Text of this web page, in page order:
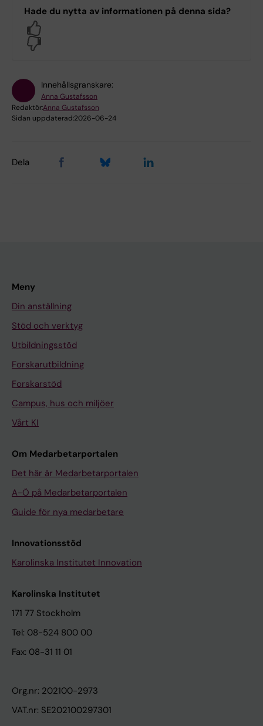
Hade du nytta av informationen på denna sida?
Innehållsgranskare:
Anna Gustafsson
Redaktör:Anna Gustafsson
Sidan uppdaterad:2026-06-24
Dela
Meny
Din anställning
Stöd och verktyg
Utbildningsstöd
Forskarutbildning
Forskarstöd
Campus, hus och miljöer
Vårt KI
Om Medarbetarportalen
Det här är Medarbetarportalen
A-Ö på Medarbetarportalen
Guide för nya medarbetare
Innovationsstöd
Karolinska Institutet Innovation
Karolinska Institutet
171 77 Stockholm
Tel: 08-524 800 00
Fax: 08-31 11 01
Org.nr: 202100-2973
VAT.nr: SE202100297301